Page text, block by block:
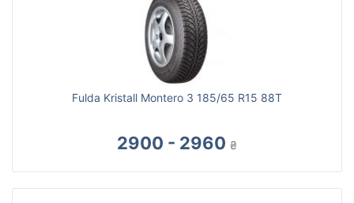
Fulda Kristall Montero 3 185/65 R15 88T
2900 - 2960 ₴